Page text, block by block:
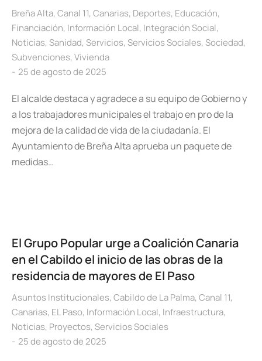
Breña Alta, Canal 11, Canarias, Deportes, Educación,
Financiación, Información Local, Integración Social,
Noticias, Sanidad, Servicios, Servicios Sociales, Sociedad,
Subvenciones, Vivienda
25 de agosto de 2025
El alcalde destaca y agradece a su equipo de Gobierno y
a los trabajadores municipales el trabajo en pro de la
mejora de la calidad de vida de la ciudadanía. El
Ayuntamiento de Breña Alta aprueba un paquete de
medidas…
El Grupo Popular urge a Coalición Canaria
en el Cabildo el inicio de las obras de la
residencia de mayores de El Paso
Asuntos Institucionales, Cabildo de La Palma, Canal 11,
Canarias, EL Paso, Información Local, Infraestructura,
Noticias, Proyectos, Servicios Sociales
25 de agosto de 2025